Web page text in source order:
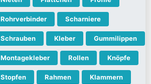
Rohrverbinder Scharniere
Schrauben Kleber Gummilippen
Montagekleber Rollen Knöpfe
Stopfen Rahmen Klammern